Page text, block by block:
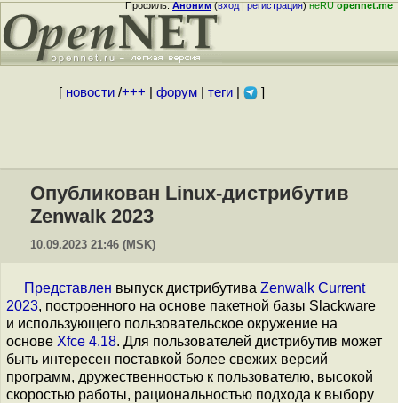
Профиль:Аноним(вход|регистрация)неRUopennet.me
[ новости/+++ форум| теги| ]
Опубликован Linux-дистрибутив
Zenwalk 2023
10.09.2023 21:46 (MSK)
Представлен выпуск дистрибутива Zenwalk Current
2023, построенного на основе пакетной базы Slackware
и использующего пользовательское окружение на
основе Xfce 4.18. Для пользователей дистрибутив может
быть интересен поставкой более свежих версий
программ, дружественностью к пользователю, высокой
скоростью работы, рациональностью подхода к выбору